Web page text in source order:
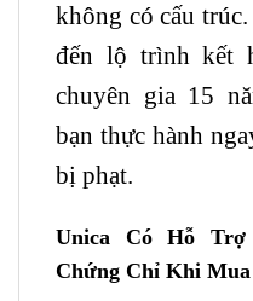
không có cấu
đến lộ trình kết
chuyên gia 15
bạn thực hành
bị phạt.
Unica Có Hỗ Trợ
Chứng Chỉ Khi Mua